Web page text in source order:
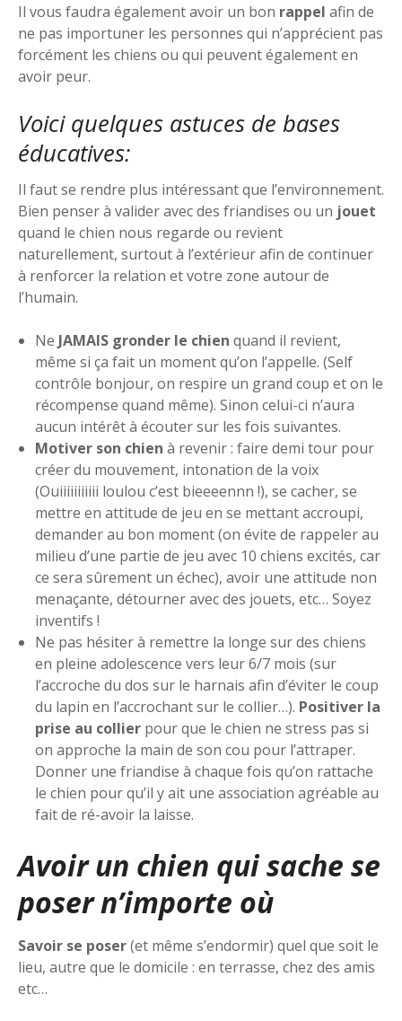
Il vous faudra également avoir un bon rappel afin de
ne pas importuner les personnes qui n’apprécient pas
forcément les chiens ou qui peuvent également en
avoir peur.
Voici quelques astuces de bases
éducatives:
Il faut se rendre plus intéressant que l’environnement.
Bien penser à valider avec des friandises ou un jouet
quand le chien nous regarde ou revient
naturellement, surtout à l’extérieur afin de continuer
à renforcer la relation et votre zone autour de
l’humain.
NeJAMAIS gronder le chien quand il revient,
même si ça fait un moment qu’on l’appelle. (Self
contrôle bonjour, on respire un grand coup et on le
récompense quand même). Sinon celui-ci n’aura
aucun intérêt à écouter sur les fois suivantes.
Motiver son chien à revenir : faire demi tour pour
créer du mouvement, intonation de la voix
(Ouiiiiiiiiiii loulou c’est bieeeennn !), se cacher, se
mettre en attitude de jeu en se mettant accroupi,
demander au bon moment (on évite de rappeler au
milieu d’une partie de jeu avec 10 chiens excités, car
ce sera sûrement un échec), avoir une attitude non
menaçante, détourner avec des jouets, etc… Soyez
inventifs !
Ne pas hésiter à remettre la longe sur des chiens
en pleine adolescence vers leur 6/7 mois (sur
l’accroche du dos sur le harnais afin d’éviter le coup
du lapin en l’accrochant sur le collier…). Positiver la
prise au collier pour que le chien ne stress pas si
on approche la main de son cou pour l’attraper.
Donner une friandise à chaque fois qu’on rattache
le chien pour qu’il y ait une association agréable au
fait de ré-avoir la laisse.
Avoir un chien qui sache se
poser n’importe où
Savoir se poser(et même s’endormir) quel que soit le
lieu, autre que le domicile : en terrasse, chez des amis
etc…